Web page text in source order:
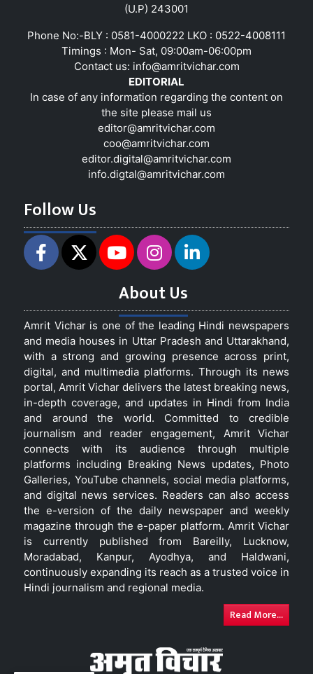
(U.P) 243001
Phone No:-BLY : 0581-4000222 LKO : 0522-4008111
Timings : Mon- Sat, 09:00am-06:00pm
Contact us: info@amritvichar.com
EDITORIAL
In case of any information regarding the content on
the site please mail us
editor@amritvichar.com
coo@amritvichar.com
editor.digital@amritvichar.com
info.digtal@amritvichar.com
Follow Us
About Us
Amrit Vichar is one of the leading Hindi newspapers
and media houses in Uttar Pradesh and Uttarakhand,
with a strong and growing presence across print,
digital, and multimedia platforms. Through its news
portal, Amrit Vichar delivers the latest breaking news,
in-depth coverage, and updates in Hindi from India
and around the world. Committed to credible
journalism and reader engagement, Amrit Vichar
connects with its audience through multiple
platforms including Breaking News updates, Photo
Galleries, YouTube channels, social media platforms,
and digital news services. Readers can also access
the e-version of the daily newspaper and weekly
magazine through the e-paper platform. Amrit Vichar
is currently published from Bareilly, Lucknow,
Moradabad, Kanpur, Ayodhya, and Haldwani,
continuously expanding its reach as a trusted voice in
Hindi journalism and regional media.
Read More...